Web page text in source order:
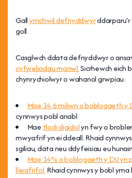
Gallymchwil defnyddwyr
goll.
Casglwch ddata defnyddwyr o
cyfweliadau manwl.Sicrhewch eich
chynrychiolwyr o wahanol grwpiau:
Mae 14.6 miliwn o boblogaeth y
cynnwys pobl anabl
Mae tlodi digidolyn fwy o
mwyafrif yn ei ddeall. Rhaid
sgiliau, data neu ddyfeisiau eu hunain
Mae 14% o boblogaeth y DU yn
lleiafrifol. Rhaid cynnwys y bobl